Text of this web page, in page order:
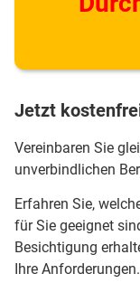
Jetzt
Vereinbaren Sie
unverbindlichen
Erfahren Sie,
für Sie geeignet
Besichtigung
Ihre Anforderungen.